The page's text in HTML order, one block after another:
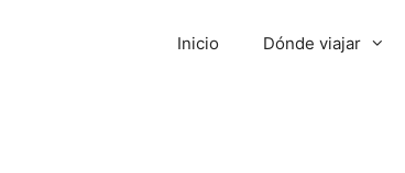
Inicio Dónde viajar